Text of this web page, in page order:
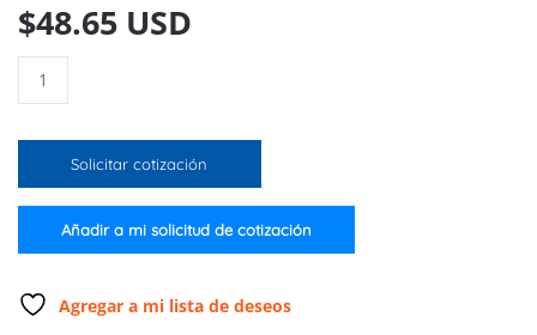
$48.65 USD
para
manchas
(vinificación),
de
Solicitar cotización
Añadir a mi solicitud de cotización
Agregar a mi lista de deseos